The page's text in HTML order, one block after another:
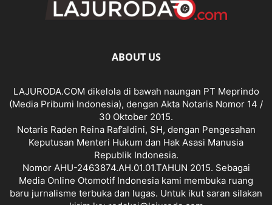
ABOUT US
LAJURODA.COM dikelola di bawah naungan PT Meprindo
(Media Pribumi Indonesia), dengan Akta Notaris Nomor 14 /
30 Oktober 2015.
Notaris Raden Reina Raf’aldini, SH, dengan Pengesahan
Keputusan Menteri Hukum dan Hak Asasi Manusia
Republik Indonesia.
Nomor AHU-2463874.AH.01.01.TAHUN 2015. Sebagai
Media Online Otomotif Indonesia kami membuka ruang
baru jurnalisme terbuka dan lugas. Untuk ikut saran silakan